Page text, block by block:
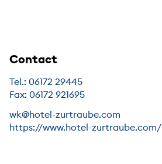
Contact
Tel.: 06172 29445
Fax: 06172 921695
wk@hotel-zurtraube.com
https://www.hotel-zurtraube.com/